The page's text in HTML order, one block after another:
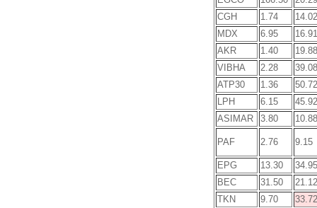
CGH
1.74
14.02
MDX
6.95
16.91
AKR
1.40
19.88
VIBHA
2.28
39.08
ATP30
1.36
50.72
LPH
6.15
45.92
ASIMAR
3.80 10.88
PAF 2.76 9.15
EPG 13.30
34.95
BEC
31.50
21.12
TKN
9.70
33.72